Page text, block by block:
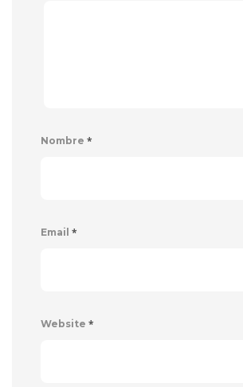
Nombre *
Email *
Website *